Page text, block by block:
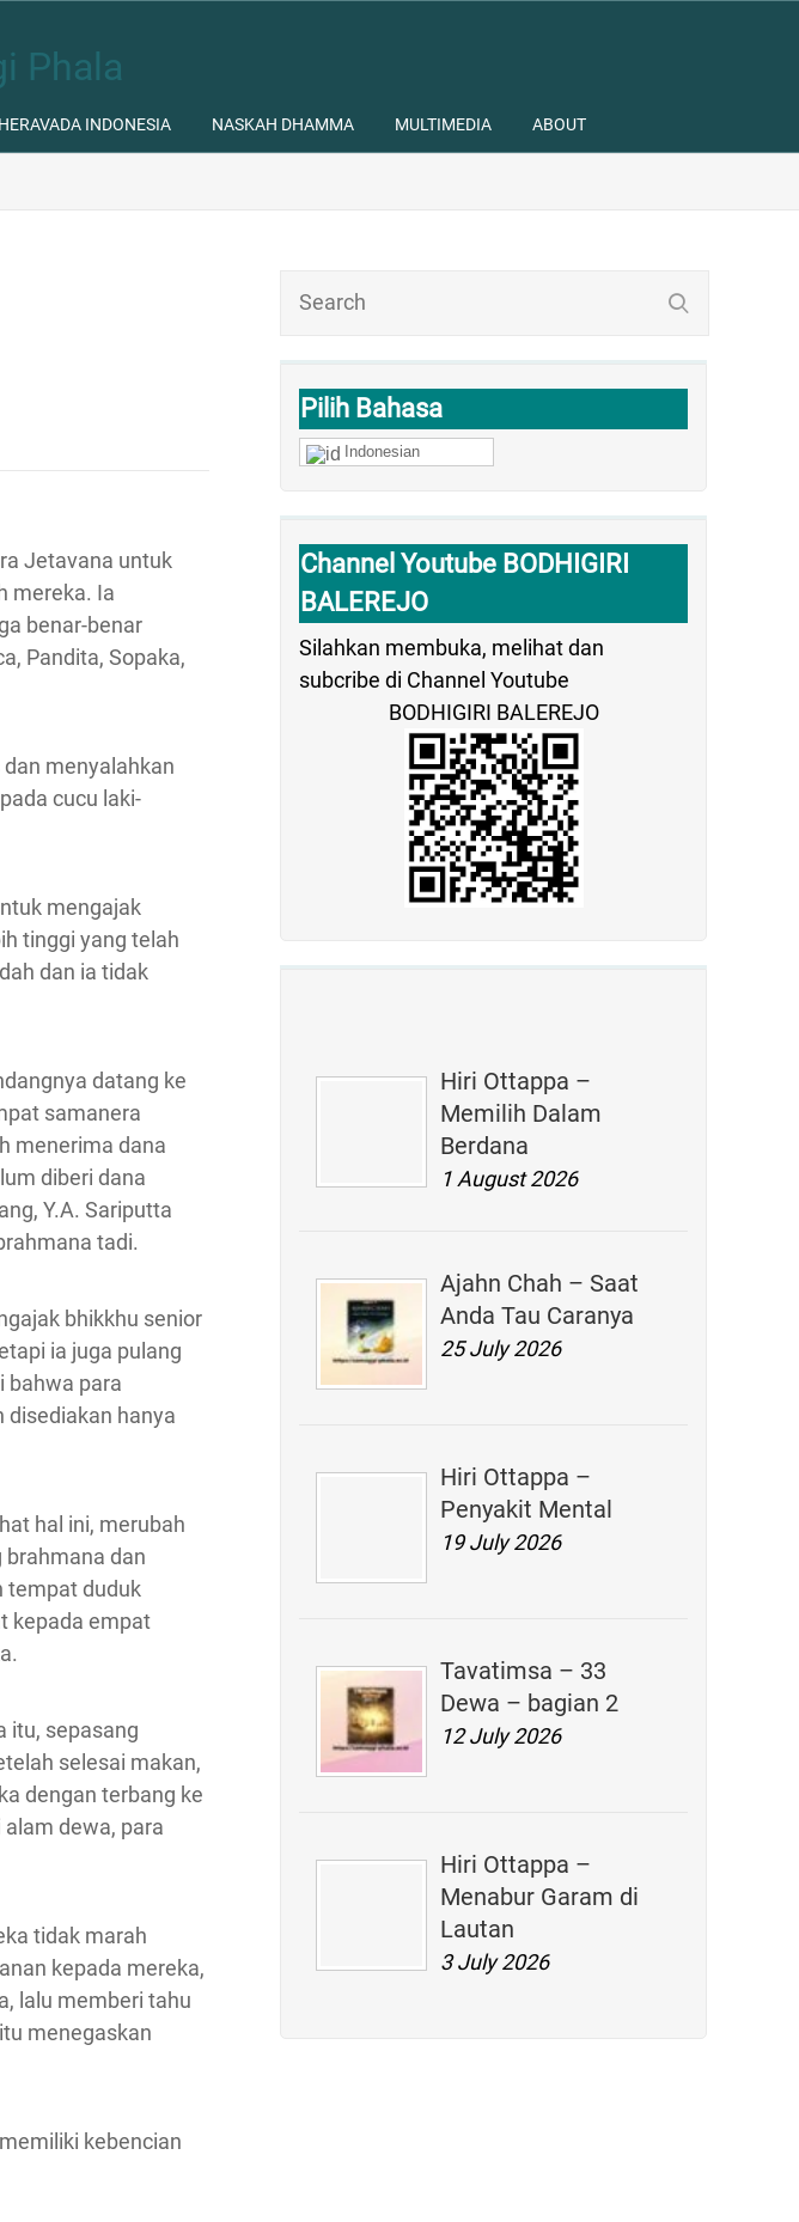
Phala
INDONESIA NASKAH DHAMMA MULTIMEDIA ABOUT
Pilih Bahasa
Indonesian
Channel Youtube BODHIGIRI
BALEREJO
Silahkan membuka, melihat dan
subcribe di Channel Youtube
BODHIGIRI BALEREJO
Hiri Ottappa –
Memilih Dalam
Berdana
1 August 2026
Ajahn Chah – Saat
Anda Tau Caranya
25 July 2026
Hiri Ottappa –
Penyakit Mental
19 July 2026
Tavatimsa – 33
Dewa – bagian 2
12 July 2026
Hiri Ottappa –
Menabur Garam di
Lautan
3 July 2026
Jetavana untuk
mereka. Ia
benar-benar
Pandita, Sopaka,
menyalahkan
cucu laki-
mengajak
tinggi yang telah
dan ia tidak
datang ke
samanera
menerima dana
diberi dana
Y.A. Sariputta
tadi.
bhikkhu senior
ia juga pulang
bahwa para
disediakan hanya
hal ini, merubah
brahmana dan
tempat duduk
kepada empat
itu, sepasang
selesai makan,
dengan terbang ke
dewa, para
tidak marah
kepada mereka,
lalu memberi tahu
menegaskan
kebencian